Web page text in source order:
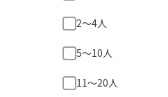
2〜4人
5〜10人
11〜20人